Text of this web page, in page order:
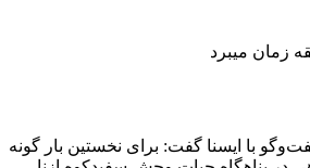
با ایسنا گفت: برای نخستین بار گونه